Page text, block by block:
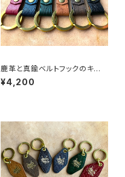
鹿革と真鍮ベルトフックのキー
ホルダー
¥4,200